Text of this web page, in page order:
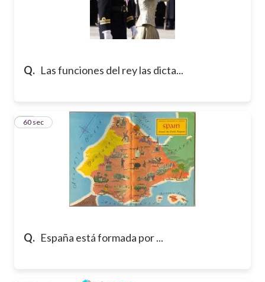
Q. Las funciones del rey las dicta...
Q. España está formada por ...
10
60 sec